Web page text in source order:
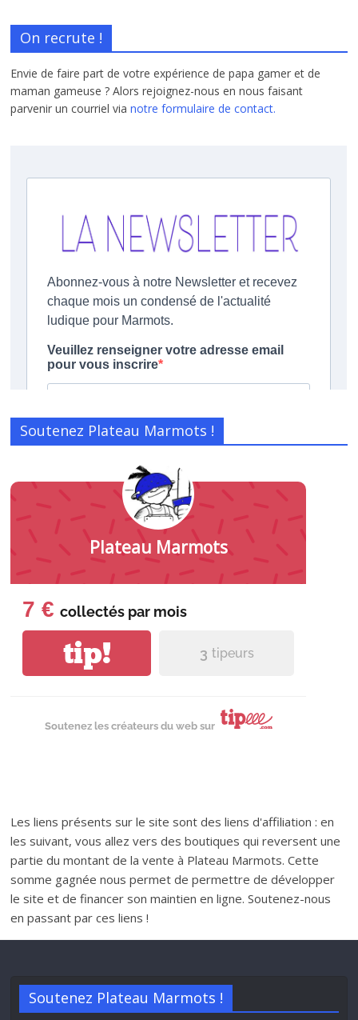
On recrute !
Envie de faire part de votre expérience de papa gamer et de
maman gameuse ? Alors rejoignez-nous en nous faisant
parvenir un courriel vianotre formulaire de contact.
Soutenez Plateau Marmots !
Plateau Marmots
7 € collectés par mois
tip! 3 tipeurs
Soutenez les créateurs du web sur
Les liens présents sur le site sont des liens d'affiliation : en
les suivant, vous allez vers des boutiques qui reversent une
partie du montant de la vente à Plateau Marmots. Cette
somme gagnée nous permet de permettre de développer
le site et de financer son maintien en ligne. Soutenez-nous
en passant par ces liens !
Soutenez Plateau Marmots !